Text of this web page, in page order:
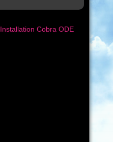
Installation Cobra ODE